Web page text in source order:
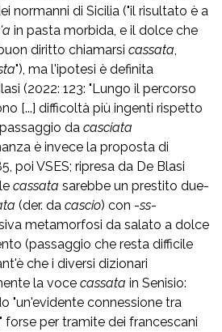
normanni di Sicilia ("il risultato è a
a in pasta morbida, e il dolce che
diritto chiamarsi cassata,
"), ma l'ipotesi è definita
(2022: 123: "Lungo il percorso
[...] difficoltà più ingenti rispetto
da casciata
è invece la proposta di
poi VSES; ripresa da De Blasi
cassata sarebbe un prestito due-
(der. da cascio) con -ss-
metamorfosi da salato a dolce
(passaggio che resta difficile
che i diversi dizionari
la voce cassata in Senisio:
"un'evidente connessione tra
forse per tramite dei francescani